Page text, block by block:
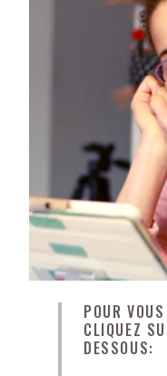
POUR
CLIQUEZ
DESSOUS: